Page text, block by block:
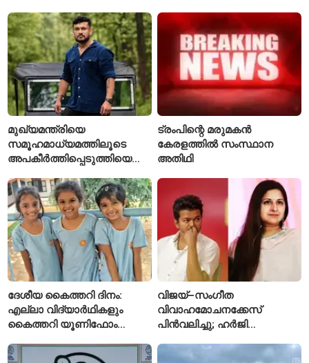
വിങ് കമാൻഡർ അറസ്റ്റിൽ
മുഖ്യമന്ത്രിയെ
സമൂഹമാധ്യമത്തിലൂടെ
അപകീർത്തിപ്പെടുത്തിയെന്ന്
ആയങ്കിക്കെതിരെ പുതിയ
കേസ്
ട്രംപിന്റെ മരുമകൻ
കേരളത്തിൽ സംസ്ഥാന
അതിഥി
ദേശീയ കൈത്തറി ദിനം:
എല്ലാ വിദ്യാർഥികളും
കൈത്തറി യൂണിഫോം
സ്കൂൾ വേറിട്ട മാതൃക
വിജയ്–സംഗീത
വിവാഹമോചനക്കേസ്
പിൻവലിച്ചു; ഹർജി
അവസാനിപ്പിച്ച് കോടതി